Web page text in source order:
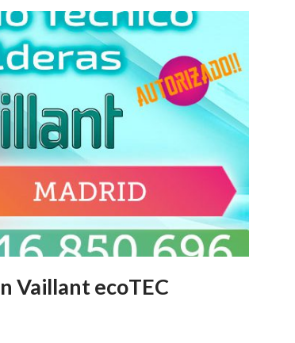
Vaillant ecoTEC